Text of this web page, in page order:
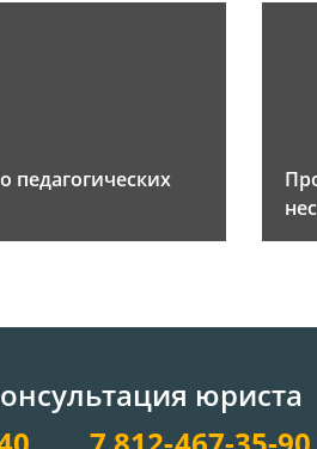
педагогических
юриста